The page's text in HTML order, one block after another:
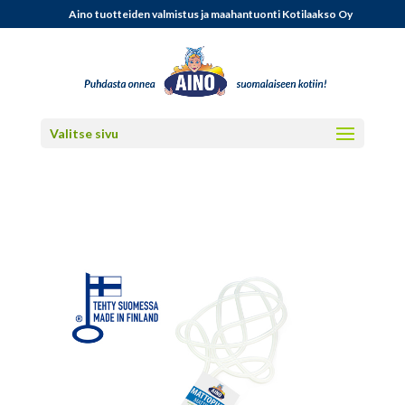
Aino tuotteiden valmistus ja maahantuonti Kotilaakso Oy
Valitse sivu